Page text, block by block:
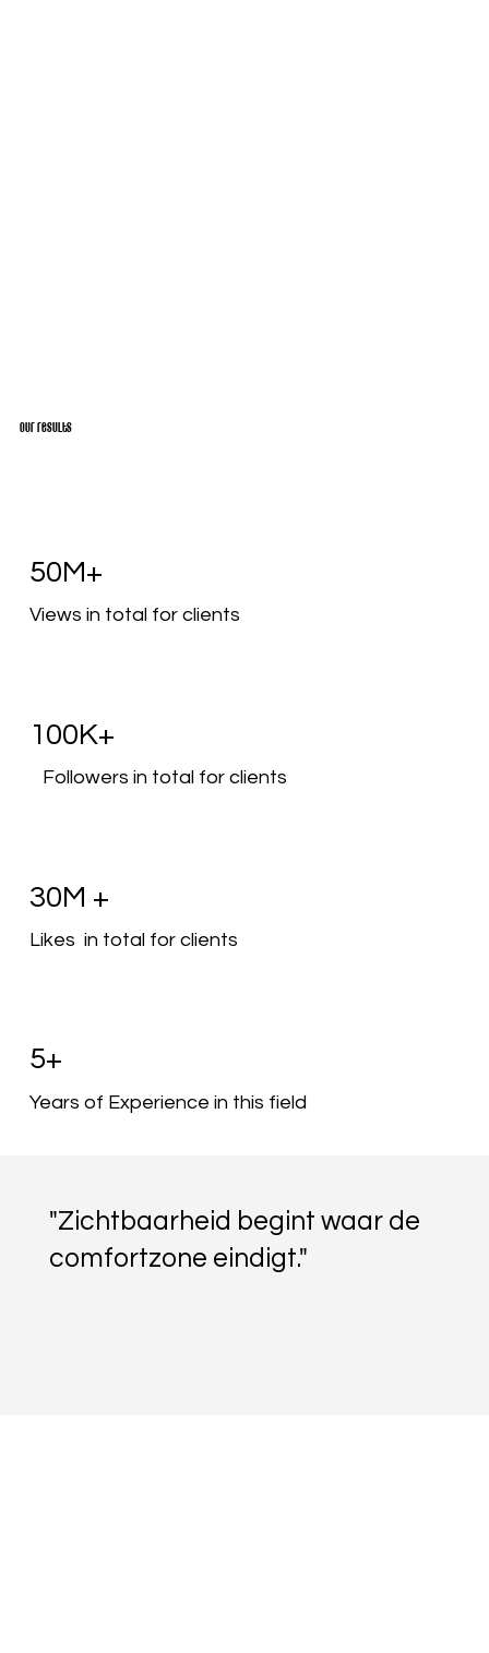
"Zichtbaarheid begint waar de
comfortzone eindigt."
Our results
50M+
Views in total for clients
100K+
Followers in total for clients
30M +
Likes in total for clients
5+
Years of Experience in this field